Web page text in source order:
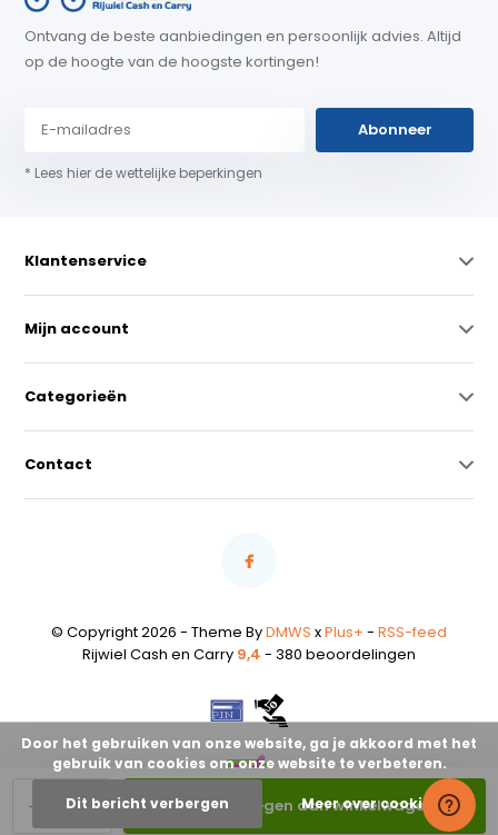
+
- Toevoegen aan winkelwagen
Ontvang de beste aanbiedingen en persoonlijk advies. Altijd
op de hoogte van de hoogste kortingen!
Abonneer
* Lees hier de wettelijke beperkingen
Klantenservice
Mijn account
Categorieën
Contact
© Copyright 2026 - Theme ByDMWS xPlus+ - RSS-feed
Rijwiel Cash en Carry 9,4 - 380 beoordelingen
Door het gebruiken van onze website, ga je akkoord met het
gebruik van cookies om onze website te verbeteren.
Dit bericht verbergen Meer over cookies »